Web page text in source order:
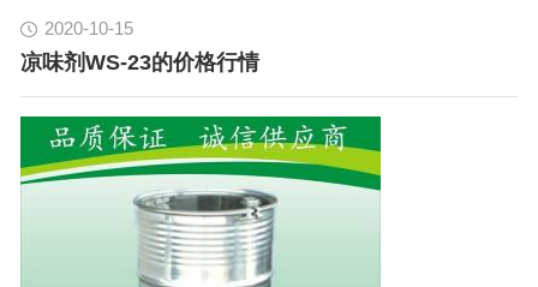
2020-10-15
凉味剂WS-23的价格行情